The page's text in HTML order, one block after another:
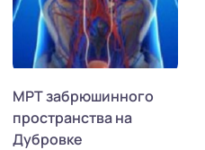
МРТ забрюшинного
пространства на
Дубровке